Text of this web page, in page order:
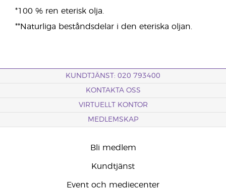
*100 % ren eterisk olja.
**Naturliga beståndsdelar i den eteriska oljan.
KUNDTJÄNST: 020 793400
KONTAKTA OSS
VIRTUELLT KONTOR
MEDLEMSKAP
Bli medlem
Kundtjänst
Event och mediecenter